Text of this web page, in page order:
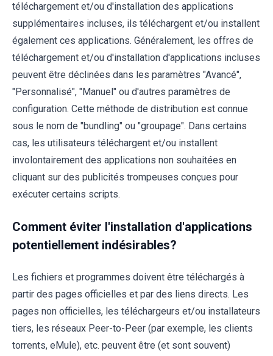
téléchargement et/ou d'installation des applications
supplémentaires incluses, ils téléchargent et/ou installent
également ces applications. Généralement, les offres de
téléchargement et/ou d'installation d'applications incluses
peuvent être déclinées dans les paramètres "Avancé",
"Personnalisé", "Manuel" ou d'autres paramètres de
configuration. Cette méthode de distribution est connue
sous le nom de "bundling" ou "groupage". Dans certains
cas, les utilisateurs téléchargent et/ou installent
involontairement des applications non souhaitées en
cliquant sur des publicités trompeuses conçues pour
exécuter certains scripts.
Comment éviter l'installation d'applications
potentiellement indésirables?
Les fichiers et programmes doivent être téléchargés à
partir des pages officielles et par des liens directs. Les
pages non officielles, les téléchargeurs et/ou installateurs
tiers, les réseaux Peer-to-Peer (par exemple, les clients
torrents, eMule), etc. peuvent être (et sont souvent)